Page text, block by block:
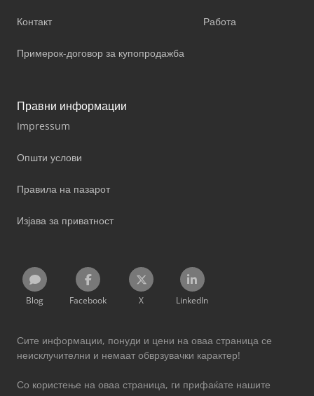
Контакт
Примерок-договор за купопродажба
Работа
Правни информации
Impressum
Општи услови
Правила на пазарот
Изјава за приватност
Blog Facebook X LinkedIn
Сите информации, понуди и цени на оваа страница се
неисклучителни и немаат обврзувачки карактер!
Со користење на оваа страница, ги прифаќате нашите